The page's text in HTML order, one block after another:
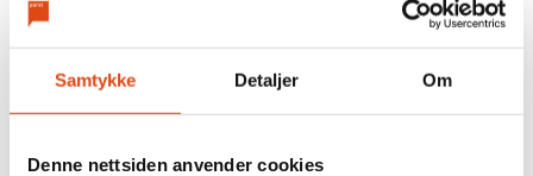
Samtykke Detaljer Om
Denne nettsiden anvender cookies
Kabinansatte i SAS krever
nye samtaler